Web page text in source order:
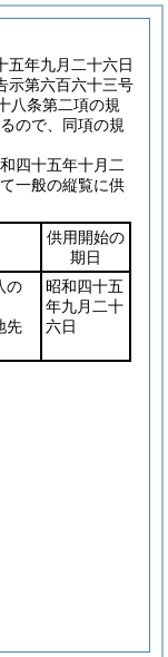
五年九月二十六日
示第六百六十三号
八条第二項の規
ので、同項の規
四十五年十月二
一般の縦覧に供
供用開始の
期日
の
先
昭和四十五
年九月二十
六日